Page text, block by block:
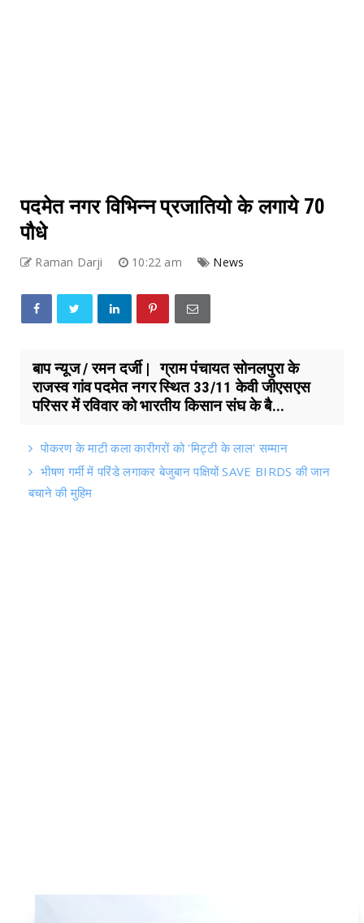
पदमेत नगर विभिन्न प्रजातियो के लगाये 70
पौधे
Raman Darji 10:22 am News
बाप न्यूज / रमन दर्जी | ग्राम पंचायत सोनलपुरा के
राजस्व गांव पदमेत नगर स्थित 33/11 केवी जीएसएस
परिसर में रविवार को भारतीय किसान संघ के बै...
पोकरण के माटी कला कारीगरों को 'मिट्टी के लाल' सम्मान
भीषण गर्मी में परिंडे लगाकर बेजुबान पक्षियों SAVE BIRDS की जान
बचाने की मुहिम